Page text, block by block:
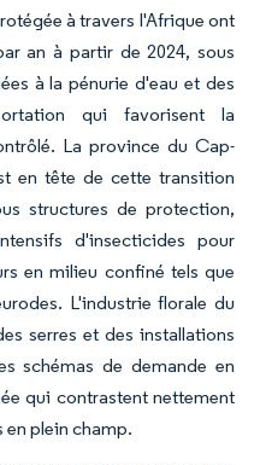
à travers l'Afrique ont
an à partir de 2024, sous
à la pénurie d'eau et des
qui favorisent la
La province du Cap-
en tête de cette transition
structures de protection,
d'insecticides pour
en milieu confiné tels que
L'industrie florale du
serres et des installations
schémas de demande en
qui contrastent nettement
plein champ.